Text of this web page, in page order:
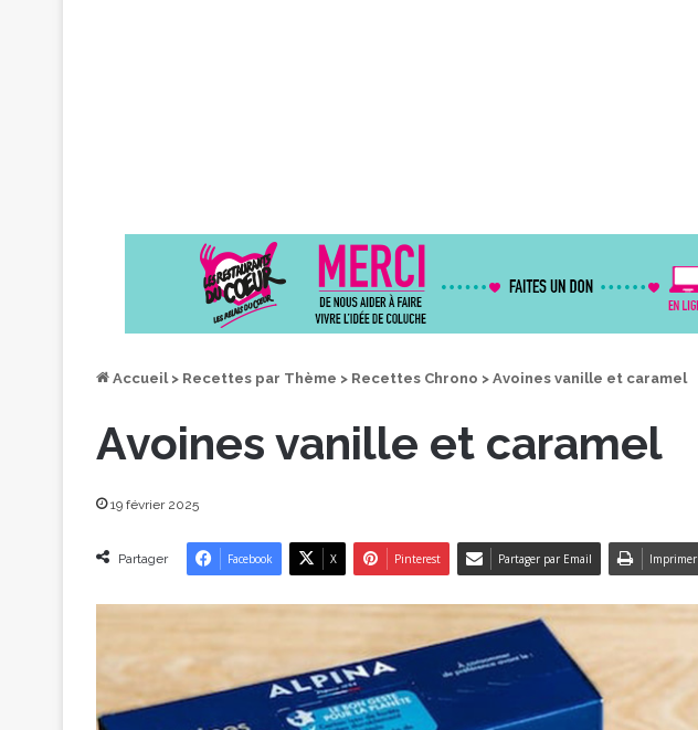
Accueil > Recettes par Thème > Recettes Chrono > Avoines vanille et caramel
Avoines vanille et caramel
19 février 2025
Partager Facebook X Pinterest Partager par Email Imprimer